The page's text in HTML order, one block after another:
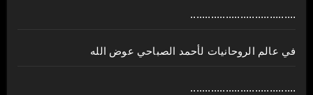
....................................
في عالم الروحانيات لأحمد الصباحي عوض الله
....................................